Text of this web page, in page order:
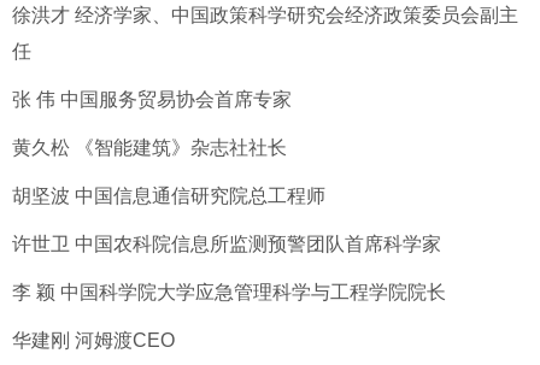
徐洪才 经济学家、中国政策科学研究会经济政策委员会副主
任
张 伟 中国服务贸易协会首席专家
黄久松 《智能建筑》杂志社社长
胡坚波 中国信息通信研究院总工程师
许世卫 中国农科院信息所监测预警团队首席科学家
李 颖 中国科学院大学应急管理科学与工程学院院长
华建刚 河姆渡CEO